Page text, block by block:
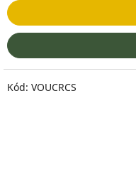
Kód: VOUCRCS